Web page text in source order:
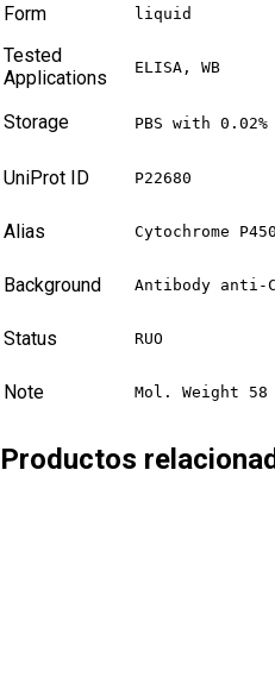
Form liquid
Tested
Applications
ELISA, WB
Storage PBS with
UniProt ID P22680
Alias Cytochrome
Background Antibody anti-
Status RUO
Note Mol. Weight 58
Productos